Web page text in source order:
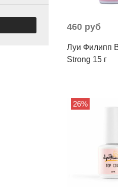
460 руб
Луи Филипп
Strong 15 г
26%